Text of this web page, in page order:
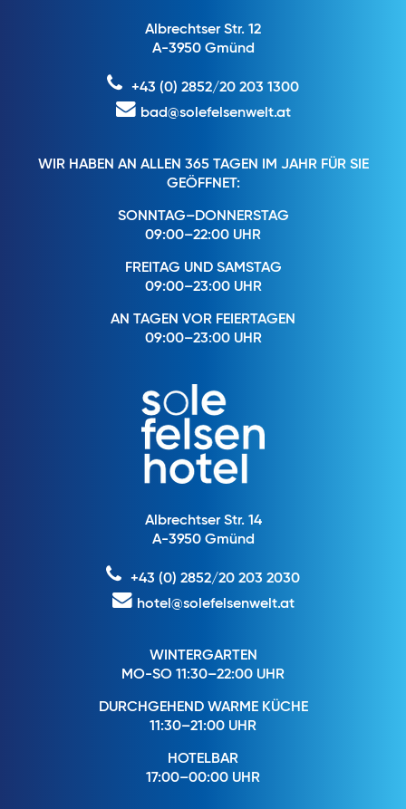
Albrechtser Str. 12
A-3950 Gmünd
+43 (0) 2852/20 203 1300
bad@solefelsenwelt.at
WIR HABEN AN ALLEN 365 TAGEN IM JAHR FÜR SIE
GEÖFFNET:
SONNTAG–DONNERSTAG
09:00–22:00 UHR
FREITAG UND SAMSTAG
09:00–23:00 UHR
AN TAGEN VOR FEIERTAGEN
09:00–23:00 UHR
Albrechtser Str. 14
A-3950 Gmünd
+43 (0) 2852/20 203 2030
hotel@solefelsenwelt.at
WINTERGARTEN
MO-SO 11:30–22:00 UHR
DURCHGEHEND WARME KÜCHE
11:30–21:00 UHR
HOTELBAR
17:00–00:00 UHR